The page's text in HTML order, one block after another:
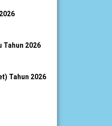
Tahun 2026
Tahun 2026